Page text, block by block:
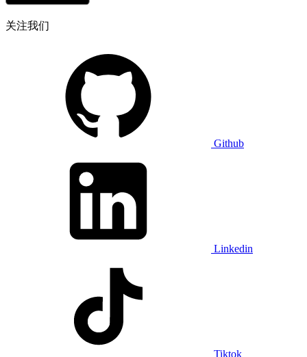
关注我们
Github
Linkedin
Tiktok